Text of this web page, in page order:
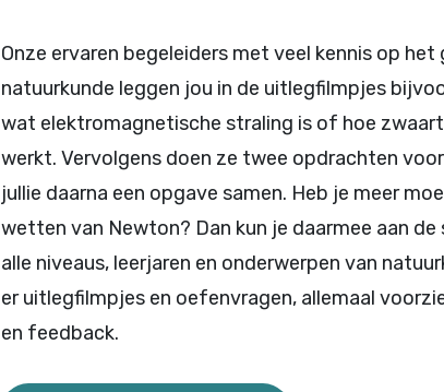
Onze ervaren begeleiders met veel kennis op het
natuurkunde leggen jou in de uitlegfilmpjes
wat elektromagnetische straling is of hoe
werkt. Vervolgens doen ze twee opdrachten
jullie daarna een opgave samen. Heb je meer
wetten van Newton? Dan kun je daarmee aan de
alle niveaus, leerjaren en onderwerpen van
er uitlegfilmpjes en oefenvragen, allemaal
en feedback.